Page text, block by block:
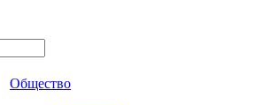
Общество